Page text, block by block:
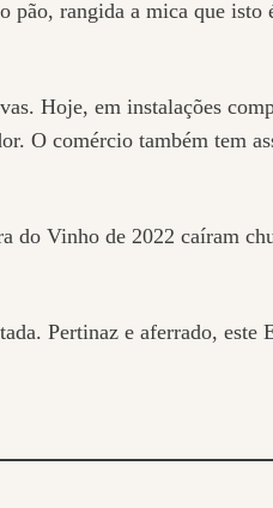
rangida a mica que isto
Hoje, em instalações
O comércio também tem
Vinho de 2022 caíram
Pertinaz e aferrado, este